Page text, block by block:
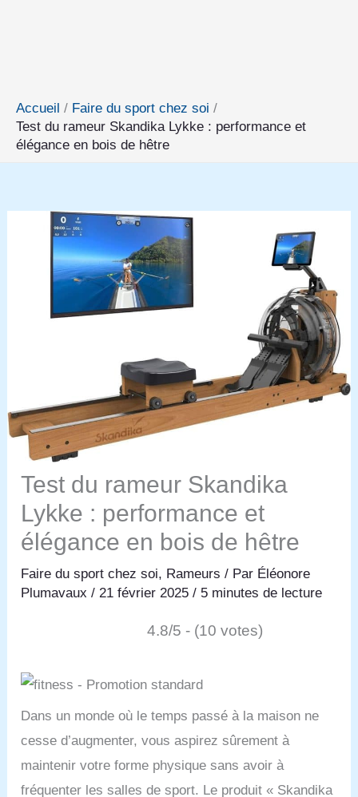
Accueil
Faire du sport chez soi
Test du rameur Skandika Lykke : performance et
élégance en bois de hêtre
Test du rameur Skandika
Lykke : performance et
élégance en bois de hêtre
Faire du sport chez soi, Rameurs / Par Éléonore
Plumavaux/21 février 2025/ 5 minutes de lecture
4.8/5 - (10 votes)
Dans un monde où le temps passé à la maison ne
cesse d’augmenter, vous aspirez sûrement à
maintenir votre forme physique sans avoir à
fréquenter les salles de sport. Le produit « Skandika